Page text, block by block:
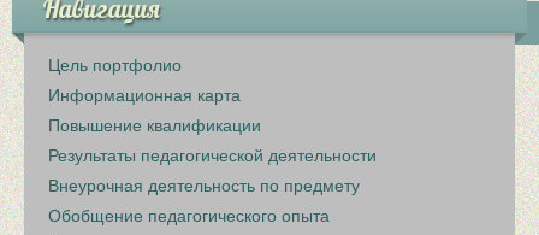
Навигация
Цель портфолио
Информационная карта
Повышение квалификации
Результаты педагогической деятельности
Внеурочная деятельность по предмету
Обобщение педагогического опыта